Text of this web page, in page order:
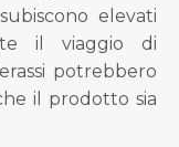
elevati
il viaggio di
potrebbero
il prodotto sia